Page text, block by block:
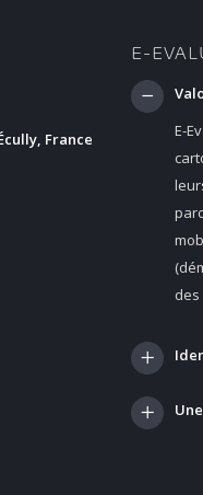
France
E-
E-
des